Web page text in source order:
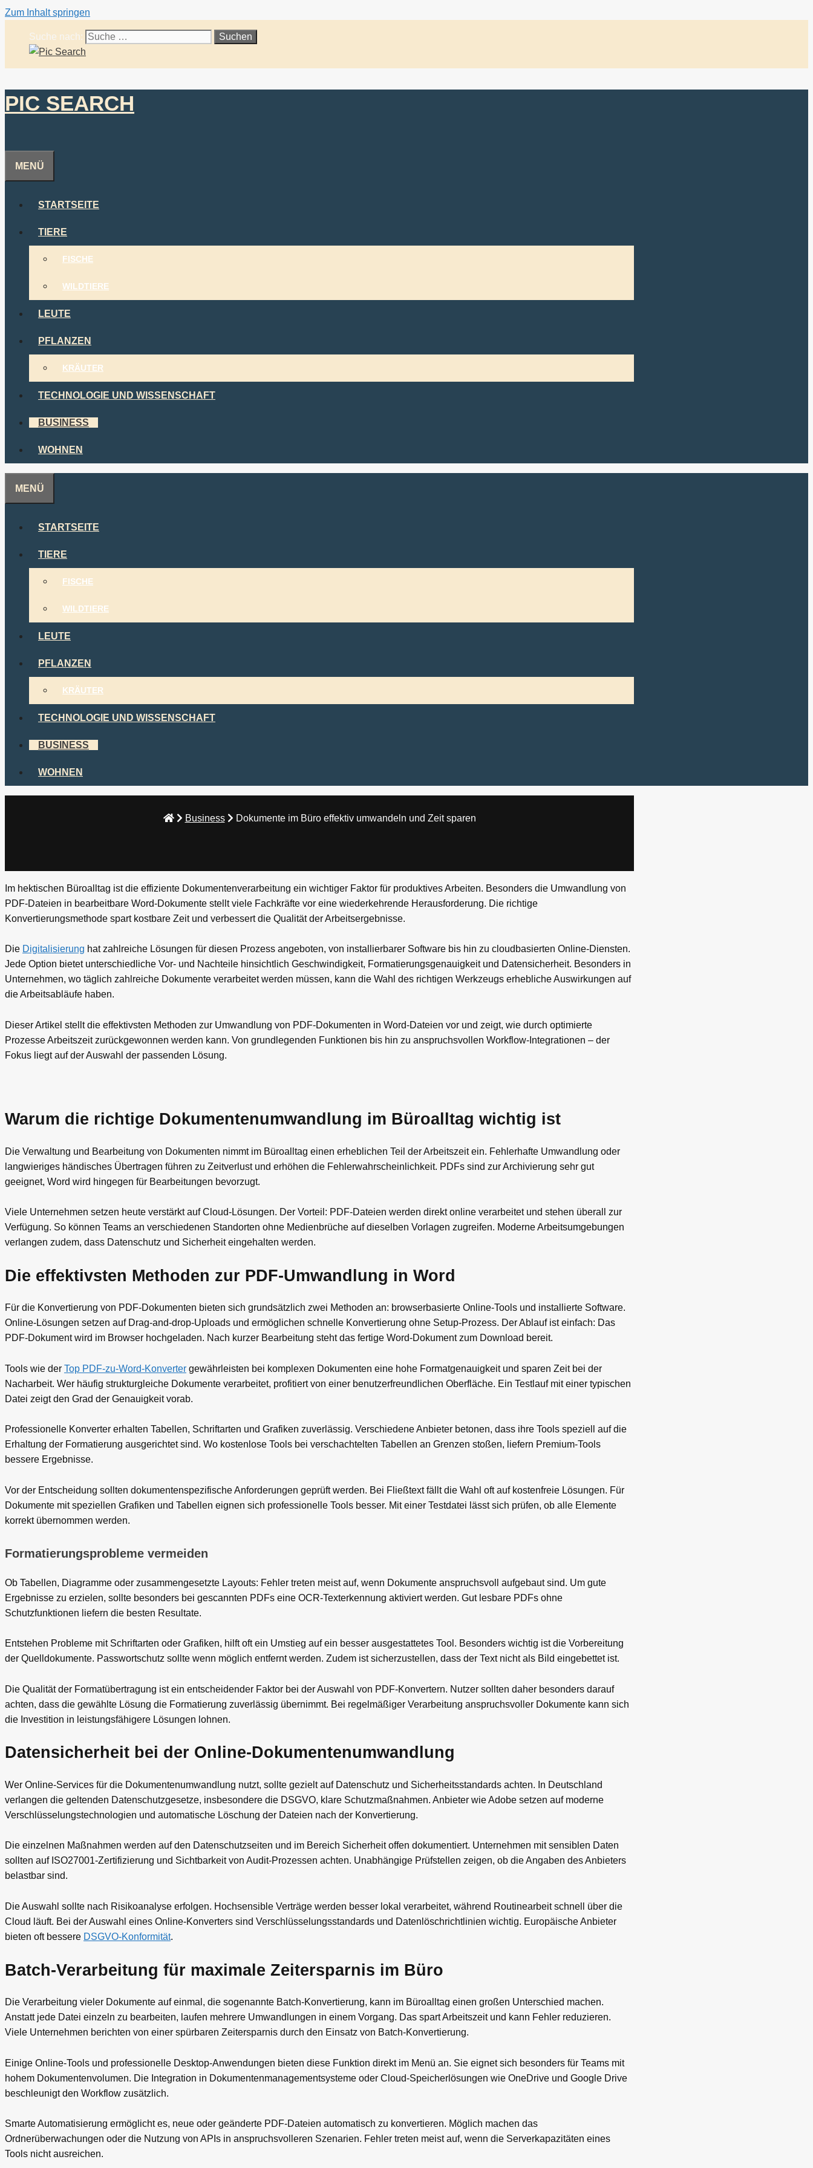
Zum Inhalt springen
Suche nach:
PIC SEARCH
MENÜ
STARTSEITE
TIERE
FISCHE
WILDTIERE
LEUTE
PFLANZEN
KRÄUTER
TECHNOLOGIE UND WISSENSCHAFT
BUSINESS
WOHNEN
MENÜ
STARTSEITE
TIERE
FISCHE
WILDTIERE
LEUTE
PFLANZEN
KRÄUTER
TECHNOLOGIE UND WISSENSCHAFT
BUSINESS
WOHNEN
Business Dokumente im Büro effektiv umwandeln und Zeit sparen
Im hektischen Büroalltag ist die effiziente Dokumentenverarbeitung ein wichtiger Faktor für produktives Arbeiten. Besonders die Umwandlung von
PDF-Dateien in bearbeitbare Word-Dokumente stellt viele Fachkräfte vor eine wiederkehrende Herausforderung. Die richtige
Konvertierungsmethode spart kostbare Zeit und verbessert die Qualität der Arbeitsergebnisse.
Die Digitalisierung hat zahlreiche Lösungen für diesen Prozess angeboten, von installierbarer Software bis hin zu cloudbasierten Online-Diensten.
Jede Option bietet unterschiedliche Vor- und Nachteile hinsichtlich Geschwindigkeit, Formatierungsgenauigkeit und Datensicherheit. Besonders in
Unternehmen, wo täglich zahlreiche Dokumente verarbeitet werden müssen, kann die Wahl des richtigen Werkzeugs erhebliche Auswirkungen auf
die Arbeitsabläufe haben.
Dieser Artikel stellt die effektivsten Methoden zur Umwandlung von PDF-Dokumenten in Word-Dateien vor und zeigt, wie durch optimierte
Prozesse Arbeitszeit zurückgewonnen werden kann. Von grundlegenden Funktionen bis hin zu anspruchsvollen Workflow-Integrationen – der
Fokus liegt auf der Auswahl der passenden Lösung.
Warum die richtige Dokumentenumwandlung im Büroalltag wichtig ist
Die Verwaltung und Bearbeitung von Dokumenten nimmt im Büroalltag einen erheblichen Teil der Arbeitszeit ein. Fehlerhafte Umwandlung oder
langwieriges händisches Übertragen führen zu Zeitverlust und erhöhen die Fehlerwahrscheinlichkeit. PDFs sind zur Archivierung sehr gut
geeignet, Word wird hingegen für Bearbeitungen bevorzugt.
Viele Unternehmen setzen heute verstärkt auf Cloud-Lösungen. Der Vorteil: PDF-Dateien werden direkt online verarbeitet und stehen überall zur
Verfügung. So können Teams an verschiedenen Standorten ohne Medienbrüche auf dieselben Vorlagen zugreifen. Moderne Arbeitsumgebungen
verlangen zudem, dass Datenschutz und Sicherheit eingehalten werden.
Die effektivsten Methoden zur PDF-Umwandlung in Word
Für die Konvertierung von PDF-Dokumenten bieten sich grundsätzlich zwei Methoden an: browserbasierte Online-Tools und installierte Software.
Online-Lösungen setzen auf Drag-and-drop-Uploads und ermöglichen schnelle Konvertierung ohne Setup-Prozess. Der Ablauf ist einfach: Das
PDF-Dokument wird im Browser hochgeladen. Nach kurzer Bearbeitung steht das fertige Word-Dokument zum Download bereit.
Tools wie der Top PDF-zu-Word-Konverter gewährleisten bei komplexen Dokumenten eine hohe Formatgenauigkeit und sparen Zeit bei der
Nacharbeit. Wer häufig strukturgleiche Dokumente verarbeitet, profitiert von einer benutzerfreundlichen Oberfläche. Ein Testlauf mit einer typischen
Datei zeigt den Grad der Genauigkeit vorab.
Professionelle Konverter erhalten Tabellen, Schriftarten und Grafiken zuverlässig. Verschiedene Anbieter betonen, dass ihre Tools speziell auf die
Erhaltung der Formatierung ausgerichtet sind. Wo kostenlose Tools bei verschachtelten Tabellen an Grenzen stoßen, liefern Premium-Tools
bessere Ergebnisse.
Vor der Entscheidung sollten dokumentenspezifische Anforderungen geprüft werden. Bei Fließtext fällt die Wahl oft auf kostenfreie Lösungen. Für
Dokumente mit speziellen Grafiken und Tabellen eignen sich professionelle Tools besser. Mit einer Testdatei lässt sich prüfen, ob alle Elemente
korrekt übernommen werden.
Formatierungsprobleme vermeiden
Ob Tabellen, Diagramme oder zusammengesetzte Layouts: Fehler treten meist auf, wenn Dokumente anspruchsvoll aufgebaut sind. Um gute
Ergebnisse zu erzielen, sollte besonders bei gescannten PDFs eine OCR-Texterkennung aktiviert werden. Gut lesbare PDFs ohne
Schutzfunktionen liefern die besten Resultate.
Entstehen Probleme mit Schriftarten oder Grafiken, hilft oft ein Umstieg auf ein besser ausgestattetes Tool. Besonders wichtig ist die Vorbereitung
der Quelldokumente. Passwortschutz sollte wenn möglich entfernt werden. Zudem ist sicherzustellen, dass der Text nicht als Bild eingebettet ist.
Die Qualität der Formatübertragung ist ein entscheidender Faktor bei der Auswahl von PDF-Konvertern. Nutzer sollten daher besonders darauf
achten, dass die gewählte Lösung die Formatierung zuverlässig übernimmt. Bei regelmäßiger Verarbeitung anspruchsvoller Dokumente kann sich
die Investition in leistungsfähigere Lösungen lohnen.
Datensicherheit bei der Online-Dokumentenumwandlung
Wer Online-Services für die Dokumentenumwandlung nutzt, sollte gezielt auf Datenschutz und Sicherheitsstandards achten. In Deutschland
verlangen die geltenden Datenschutzgesetze, insbesondere die DSGVO, klare Schutzmaßnahmen. Anbieter wie Adobe setzen auf moderne
Verschlüsselungstechnologien und automatische Löschung der Dateien nach der Konvertierung.
Die einzelnen Maßnahmen werden auf den Datenschutzseiten und im Bereich Sicherheit offen dokumentiert. Unternehmen mit sensiblen Daten
sollten auf ISO27001-Zertifizierung und Sichtbarkeit von Audit-Prozessen achten. Unabhängige Prüfstellen zeigen, ob die Angaben des Anbieters
belastbar sind.
Die Auswahl sollte nach Risikoanalyse erfolgen. Hochsensible Verträge werden besser lokal verarbeitet, während Routinearbeit schnell über die
Cloud läuft. Bei der Auswahl eines Online-Konverters sind Verschlüsselungsstandards und Datenlöschrichtlinien wichtig. Europäische Anbieter
bieten oft bessere DSGVO-Konformität.
Batch-Verarbeitung für maximale Zeitersparnis im Büro
Die Verarbeitung vieler Dokumente auf einmal, die sogenannte Batch-Konvertierung, kann im Büroalltag einen großen Unterschied machen.
Anstatt jede Datei einzeln zu bearbeiten, laufen mehrere Umwandlungen in einem Vorgang. Das spart Arbeitszeit und kann Fehler reduzieren.
Viele Unternehmen berichten von einer spürbaren Zeitersparnis durch den Einsatz von Batch-Konvertierung.
Einige Online-Tools und professionelle Desktop-Anwendungen bieten diese Funktion direkt im Menü an. Sie eignet sich besonders für Teams mit
hohem Dokumentenvolumen. Die Integration in Dokumentenmanagementsysteme oder Cloud-Speicherlösungen wie OneDrive und Google Drive
beschleunigt den Workflow zusätzlich.
Smarte Automatisierung ermöglicht es, neue oder geänderte PDF-Dateien automatisch zu konvertieren. Möglich machen das
Ordnerüberwachungen oder die Nutzung von APIs in anspruchsvolleren Szenarien. Fehler treten meist auf, wenn die Serverkapazitäten eines
Tools nicht ausreichen.